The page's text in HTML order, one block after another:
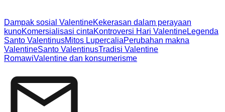
Dampak sosial ValentineKekerasan dalam perayaan
kunoKomersialisasi cintaKontroversi Hari ValentineLegenda
Santo ValentinusMitos LupercaliaPerubahan makna
ValentineSanto ValentinusTradisi Valentine
RomawiValentine dan konsumerisme